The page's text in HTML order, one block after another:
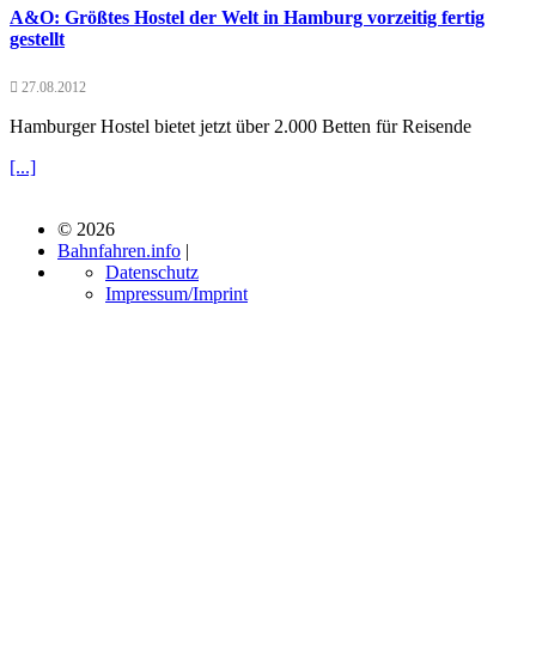
A&O: Größtes Hostel der Welt in Hamburg vorzeitig fertig
gestellt
27.08.2012
Hamburger Hostel bietet jetzt über 2.000 Betten für Reisende
[...]
© 2026
Bahnfahren.info |
Datenschutz
Impressum/Imprint